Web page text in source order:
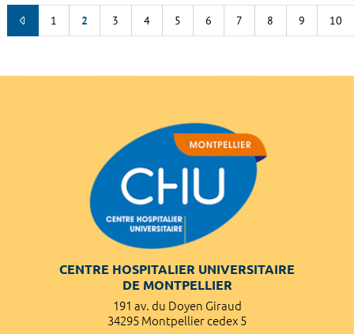
1 2 3 4 5 6 7 8 9 10
CENTRE HOSPITALIER UNIVERSITAIRE
DE MONTPELLIER
191 av. du Doyen Giraud
34295 Montpellier cedex 5